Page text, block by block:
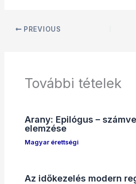
PREVIOUS
További tételek
Arany: Epilógus –
elemzése
Magyar érettségi
Az időkezelés modern